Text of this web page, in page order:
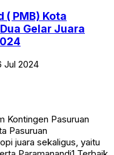
( PMB) Kota
Gelar Juara
Jul 2024
Kontingen Pasuruan
Pasuruan
juara sekaligus, yaitu